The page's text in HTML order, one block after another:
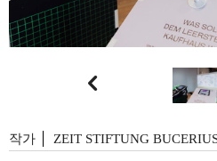

작가 ZEIT STIFTUNG